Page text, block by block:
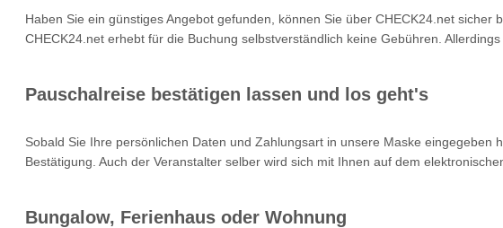
Haben Sie ein günstiges Angebot gefunden, können Sie über CHECK24.net
CHECK24.net erhebt für die Buchung selbstverständlich keine Gebühren.
Pauschalreise bestätigen lassen und los geht's
Sobald Sie Ihre persönlichen Daten und Zahlungsart in unsere Maske
Bestätigung. Auch der Veranstalter selber wird sich mit Ihnen auf dem
Bungalow, Ferienhaus oder Wohnung